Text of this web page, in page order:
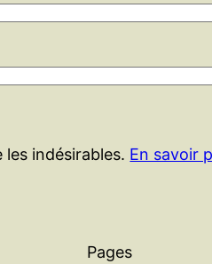
indésirables. En savoir
Pages